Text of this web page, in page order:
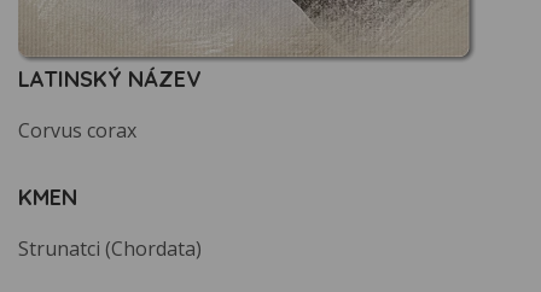
LATINSKÝ NÁZEV
Corvus corax
KMEN
Strunatci (Chordata)